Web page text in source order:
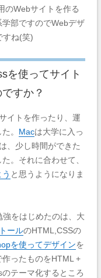
のWebサイトを作る
学部ですのでWebデザ
すね(笑)
を使ってサイト
すか？
イトを作ったり、運
。 Macは大学に入っ
、少し時間ができた
。それに合わせて、
と思うようになりま
をはじめたのは、大
ールのHTML,CSSの
を使ってデザインを
ったものをHTML +
テーマ化するところ